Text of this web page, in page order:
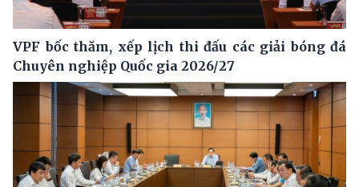
VPF bốc thăm, xếp lịch thi đấu các giải bóng đá
Chuyên nghiệp Quốc gia 2026/27